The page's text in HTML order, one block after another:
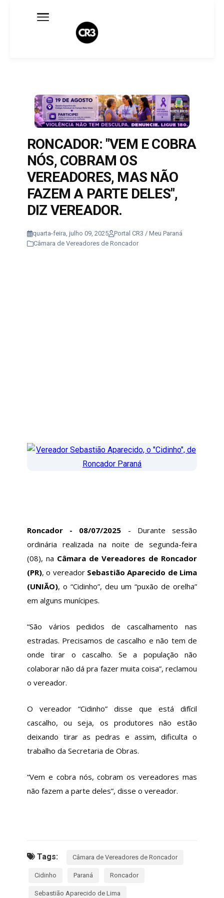
Expediente
Sobre o blog
RONCADOR: "VEM E COBRA
NÓS, COBRAM OS
VEREADORES, MAS NÃO
FAZEM A PARTE DELES",
DIZ VEREADOR.
quarta-feira, julho 09, 2025
Portal CR3 / Meu Paraná
Câmara de Vereadores de Roncador
Roncador - 08/07/2025 - Durante sessão
ordinária realizada na noite de segunda-feira
(08), na Câmara de Vereadores de Roncador
(PR), o vereador Sebastião Aparecido de Lima
(UNIÃO), o “Cidinho”, deu um “puxão de orelha”
em alguns munícipes.
“São vários pedidos de cascalhamento nas
estradas. Precisamos de cascalho e não tem de
onde tirar o cascalho. Se a população não
colaborar não dá pra fazer muita coisa”, reclamou
o vereador.
O vereador “Cidinho” disse que está difícil
cascalho, ou seja, os produtores não estão
deixando tirar as pedras e assim, dificulta o
trabalho da Secretaria de Obras.
“Vem e cobra nós, cobram os vereadores mas
não fazem a parte deles”, disse o vereador.
Tags: Câmara de Vereadores de Roncador
Cidinho Paraná Roncador
Sebastião Aparecido de Lima